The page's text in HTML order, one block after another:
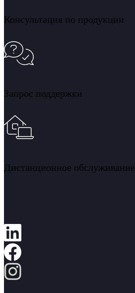
Консультация по продукции
Запрос поддержки
Дистанционное обслуживание